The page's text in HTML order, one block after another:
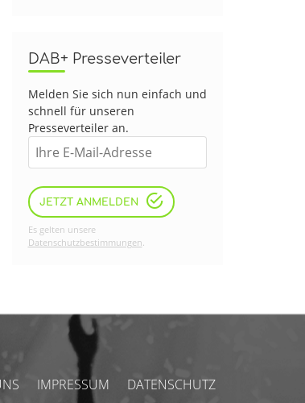
DAB+ Presseverteiler
Melden Sie sich nun einfach und
schnell für unseren
Presseverteiler an.
JETZT ANMELDEN
Es gelten unsere
Datenschutzbestimmungen.
IMPRESSUM DATENSCHUTZ